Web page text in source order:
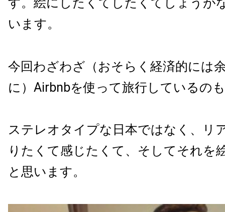
います。
今回わざわざ（おそらく経済的には
に）Airbnbを使って旅行しているの
ステレオタイプな日本ではなく、リ
りたくて感じたくて、そしてそれを
と思います。